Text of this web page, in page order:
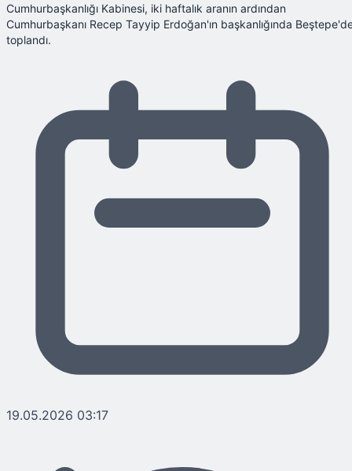
Cumhurbaşkanlığı Kabinesi, iki haftalık aranın ardından
Cumhurbaşkanı Recep Tayyip Erdoğan'ın başkanlığında
toplandı.
19.05.2026 03:17